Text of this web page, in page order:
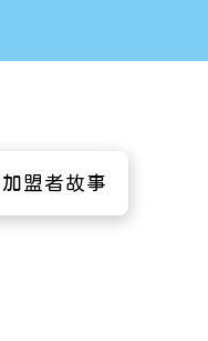
加盟者故事